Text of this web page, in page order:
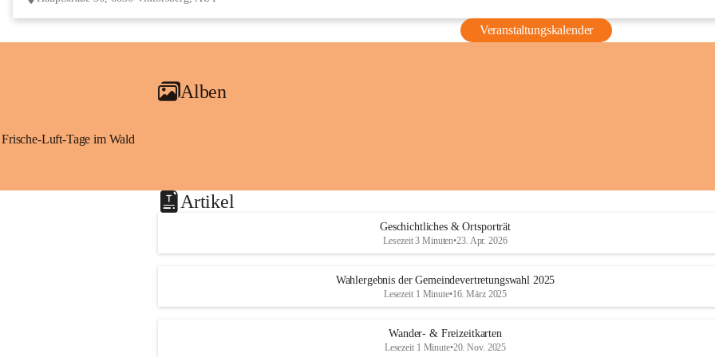
Veranstaltungskalender
Alben
Frische-Luft-Tage im Wald
Artikel
Geschichtliches & Ortsporträt
Lesezeit 3 Minuten•23. Apr. 2026
Wahlergebnis der Gemeindevertretungswahl 2025
Lesezeit 1 Minute•16. März 2025
Wander- & Freizeitkarten
Lesezeit 1 Minute•20. Nov. 2025